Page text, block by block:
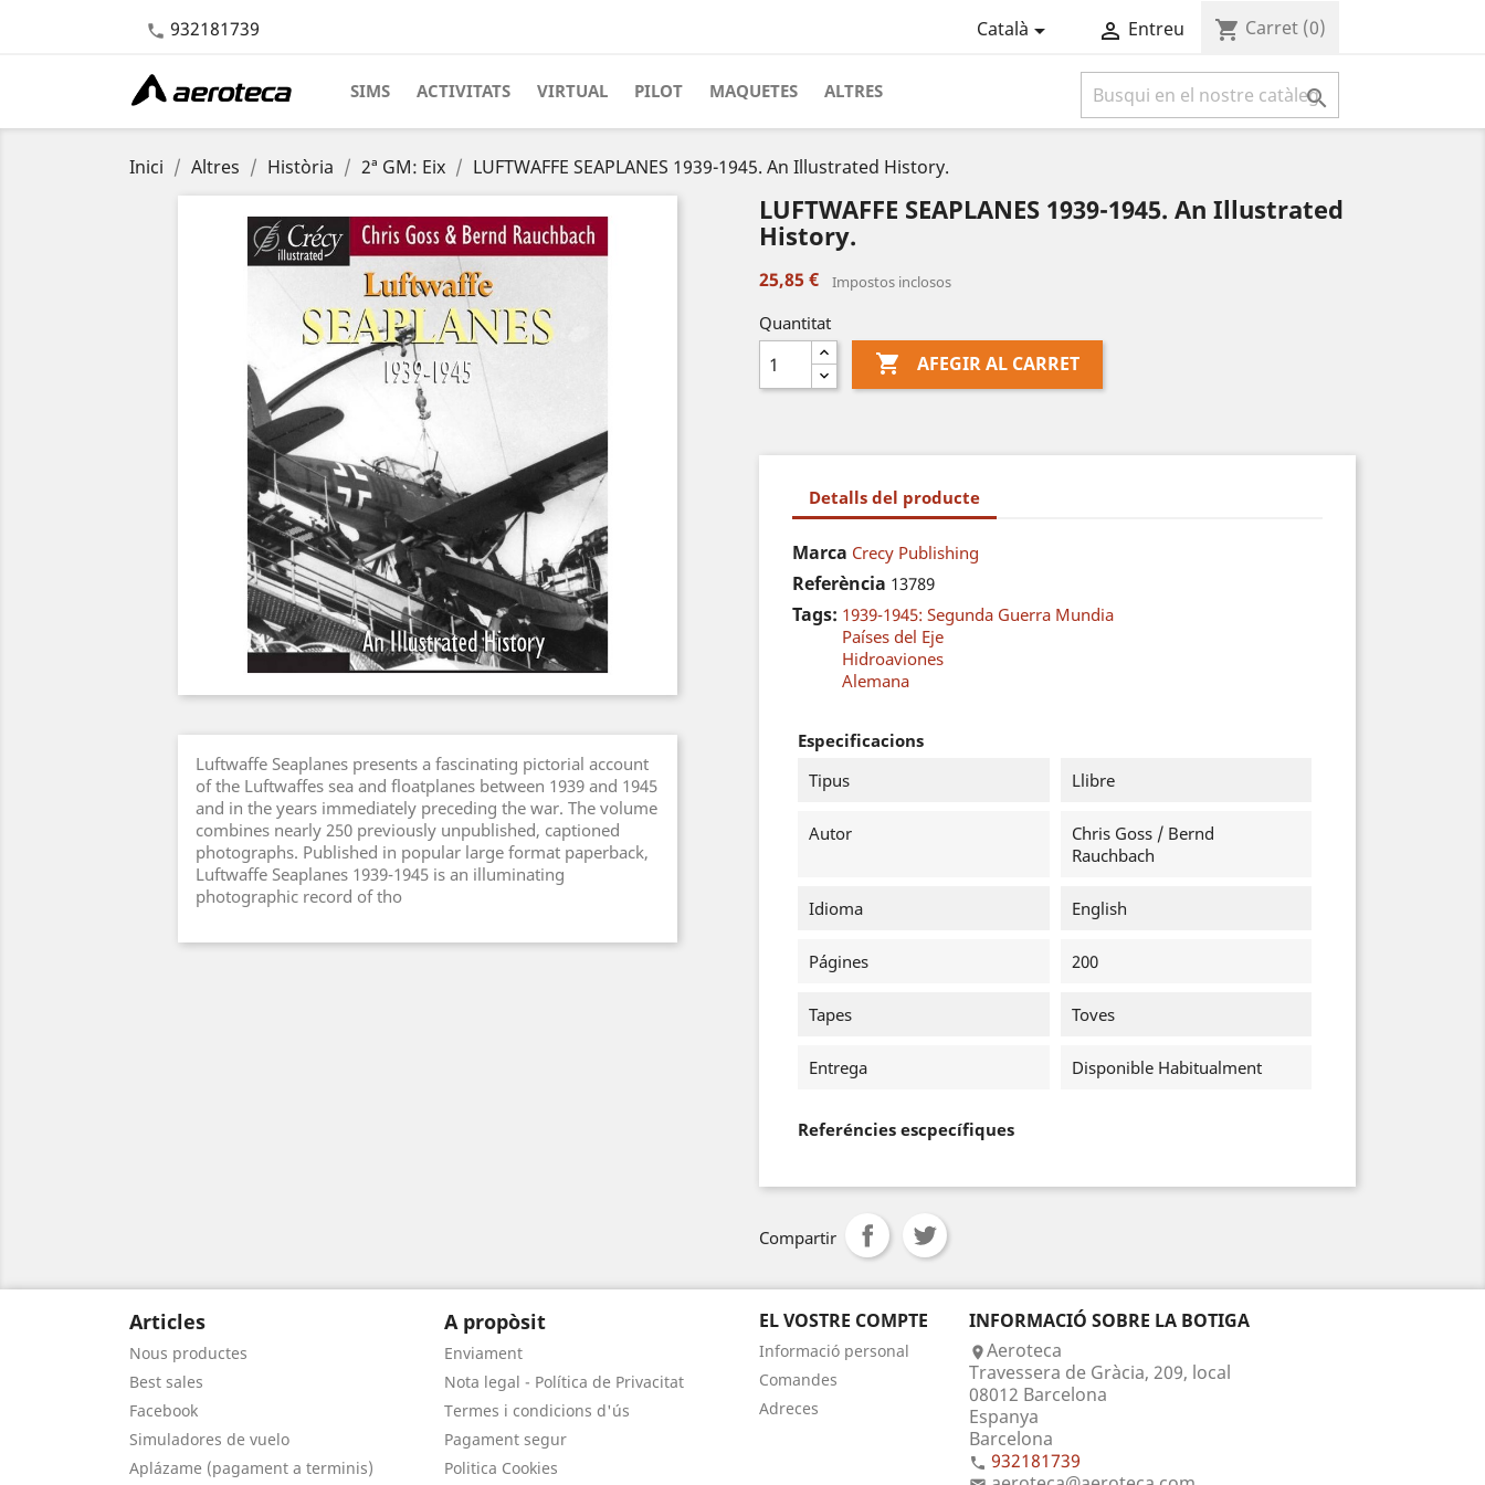
 932181739 Català  Entreu shopping_cart Carret (0)
SIMS ACTIVITATS VIRTUAL PILOT MAQUETES ALTRES 
Inici Altres Història 2ª GM: Eix LUFTWAFFE SEAPLANES 1939-1945. An Illustrated History.
Luftwaffe Seaplanes presents a fascinating pictorial account
of the Luftwaffes sea and floatplanes between 1939 and 1945
and in the years immediately preceding the war. The volume
combines nearly 250 previously unpublished, captioned
photographs. Published in popular large format paperback,
Luftwaffe Seaplanes 1939-1945 is an illuminating
photographic record of tho
LUFTWAFFE SEAPLANES 1939-1945. An Illustrated
History.
25,85 € Impostos inclosos
Quantitat
 AFEGIR AL CARRET
Detalls del producte
Marca Crecy Publishing
Referència 13789
Tags: 1939-1945: Segunda Guerra Mundia
Países del Eje
Hidroaviones
Alemana
Especificacions
Tipus
Llibre
Autor
Chris Goss / Bernd
Rauchbach
Idioma English
Págines 200
Tapes Toves
Entrega Disponible Habitualment
Referéncies escpecífiques
Compartir
Articles
Nous productes
Best sales
Facebook
Simuladores de vuelo
Aplázame (pagament a terminis)
A propòsit
Enviament
Nota legal - Política de Privacitat
Termes i condicions d'ús
Pagament segur
Politica Cookies
EL VOSTRE COMPTE
Informació personal
Comandes
Adreces
INFORMACIÓ SOBRE LA BOTIGA
Aeroteca
Travessera de Gràcia, 209, local
08012 Barcelona
Espanya
Barcelona
 932181739